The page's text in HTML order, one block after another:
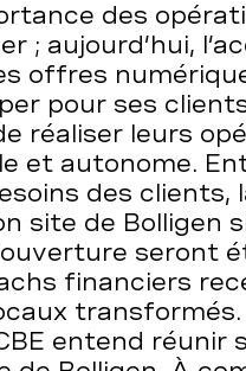
des
; aujourd’hui,
offres
pour ses
réaliser leurs
et autonome.
des clients,
site de Bolligen
seront
financiers
transformés.
entend réunir